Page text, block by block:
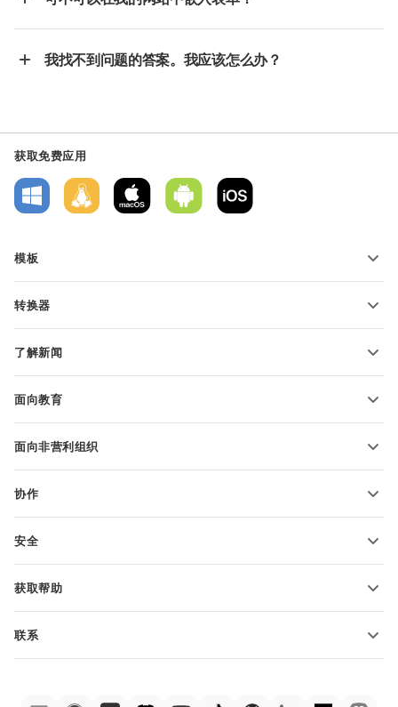
我找不到问题的答案。我应该怎么办？
获取免费应用
模板
文本文档模板
转换器
转换电子表格
了解新闻
面向教育
适用于教育人士
面向非营利组织
申请免费帐户
协作
翻译人员
安全
获取帮助
帮助中心
联系